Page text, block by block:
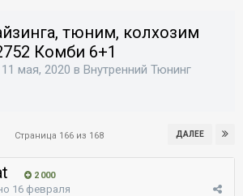
тюним, колхозим
Комби 6+1
11 мая, 2020 в Внутренний Тюнинг
ДАЛЕЕ
Страница 166 из 168
2 000
16 февраля